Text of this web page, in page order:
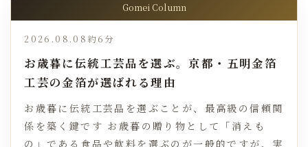
Gomei Column
2026.08.08 約6分
お歳暮に伝統工芸品を選ぶ。京都・五明金箔
工芸の金箔が選ばれる理由
お歳暮に伝統工芸品を選ぶことが、最高級の信頼関
係を築く鍵です お歳暮の贈り物として「消えも
の」である食品や飲料を選ぶのが一般的ですが、実